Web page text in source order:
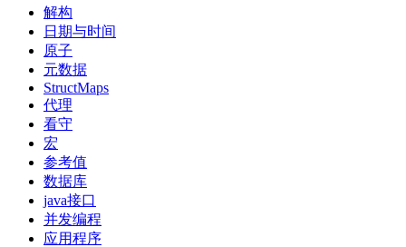
解构
日期与时间
原子
元数据
StructMaps
代理
看守
宏
参考值
数据库
java接口
并发编程
应用程序